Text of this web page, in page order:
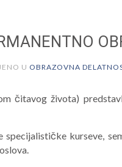
U OBRAZOVNA
čitavog života)
kurseve,